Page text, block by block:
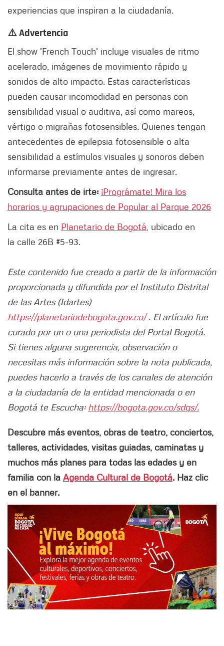
experiencias que inspiran a la ciudadanía.
⚠️ Advertencia
El show 'French Touch' incluye visuales de ritmo
acelerado, imágenes de movimiento rápido y
sonidos de alto impacto. Estas características
pueden causar incomodidad en personas con
sensibilidad visual o auditiva, así como mareos,
vértigo o migrañas fotosensibles. Quienes tengan
antecedentes de epilepsia fotosensible o alta
sensibilidad a estímulos visuales y sonoros deben
informarse previamente antes de ingresar.
Consulta antes de irte: ¡Prográmate! Mira los
horarios y agrupaciones de Popular al Parque 2026
La cita es en Planetario de Bogotá , ubicado en
la calle 26B #5-93.
Este contenido fue creado a partir de la información
proporcionada y difundida por el Instituto Distrital
de las Artes (Idartes)
https://planetariodebogota.gov.co/. El artículo fue
curado por un o una periodista del Portal Bogotá.
Si tienes alguna sugerencia, observación o
necesitas más información sobre la nota publicada,
puedes hacerlo a través de los canales de atención
a la ciudadanía de la entidad mencionada o en
Bogotá te Escucha: https://bogota.gov.co/sdqs/.
Descubre más eventos, obras de teatro, conciertos,
talleres, actividades, visitas guiadas, caminatas y
muchos más planes para todas las edades y en
familia con la Agenda Cultural de Bogotá. Haz clic
en el banner.